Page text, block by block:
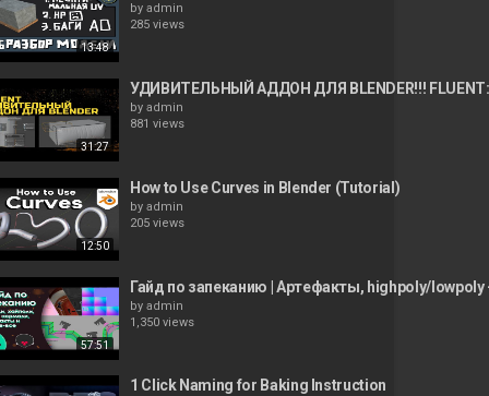
13:48
by admin
285 views
31:27
УДИВИТЕЛЬНЫЙ АДДОН ДЛЯ BLENDER!!!
by admin
881 views
12:50
How to Use Curves in Blender (Tutorial)
by admin
205 views
57:51
Гайд по запеканию | Артефакты, highpoly/
by admin
1,350 views
1 Click Naming for Baking Instruction